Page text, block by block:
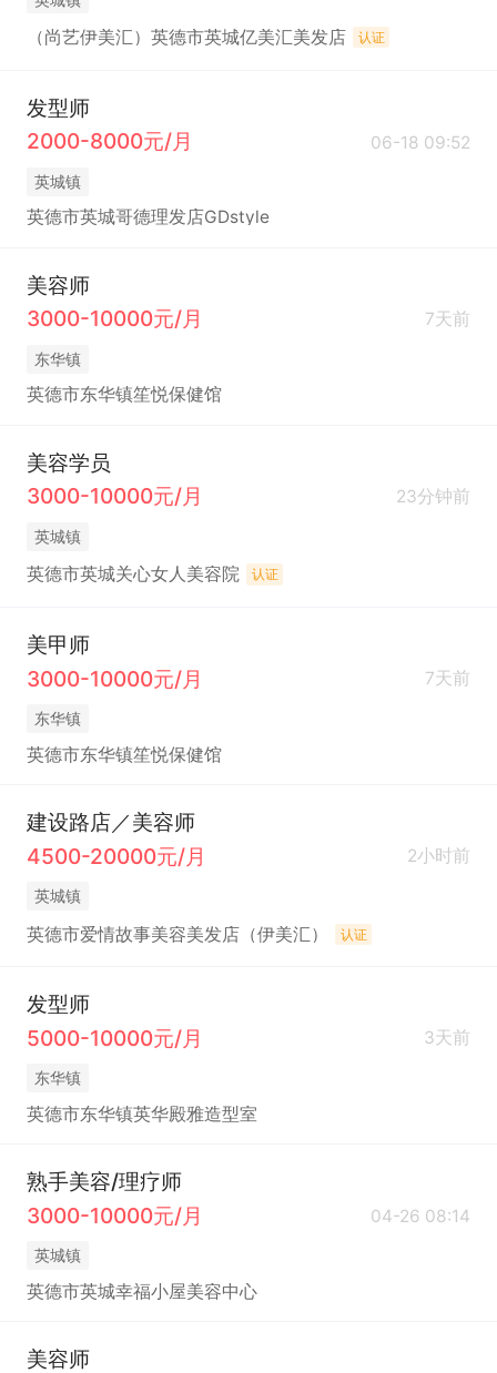
（尚艺伊美汇）英德市英城亿美汇美发店 认证
发型师
2000-8000元/月
06-18 09:52
英城镇
英德市英城哥德理发店GDstyle
美容师
3000-10000元/月
7天前
东华镇
英德市东华镇笙悦保健馆
美容学员
3000-10000元/月
23分钟前
英城镇
英德市英城关心女人美容院 认证
美甲师
3000-10000元/月
7天前
东华镇
英德市东华镇笙悦保健馆
建设路店／美容师
4500-20000元/月
2小时前
英城镇
英德市爱情故事美容美发店（伊美汇） 认证
发型师
5000-10000元/月
3天前
东华镇
英德市东华镇英华殿雅造型室
熟手美容/理疗师
3000-10000元/月
04-26 08:14
英城镇
英德市英城幸福小屋美容中心
美容师